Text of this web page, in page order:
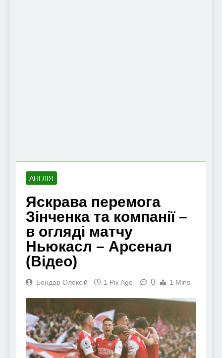
АНГЛІЯ
Яскрава перемога
Зінченка та компанії –
в огляді матчу
Ньюкасл – Арсенал
(Відео)
Бондар Олексій 1 Рік Ago 0 1 Mins